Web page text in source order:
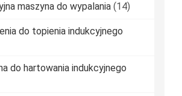
maszyna do wypalania (14)
do topienia indukcyjnego
do hartowania indukcyjnego